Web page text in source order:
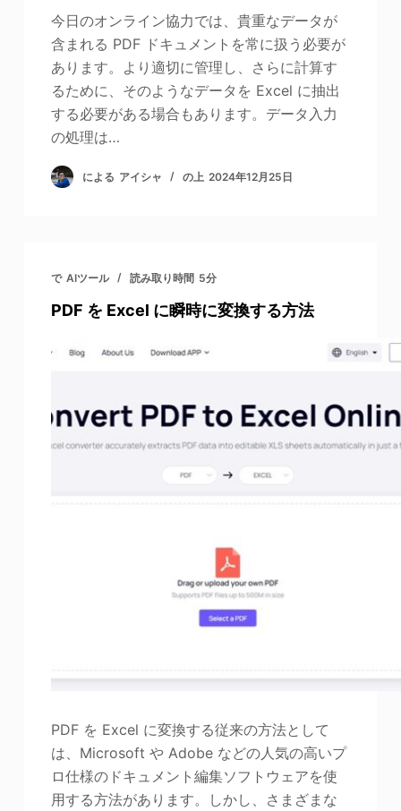
今日のオンライン協力では、貴重なデータが
含まれる PDF ドキュメントを常に扱う必要が
あります。より適切に管理し、さらに計算す
るために、そのようなデータを Excel に抽出
する必要がある場合もあります。データ入力
の処理は…
による アイシャ の上 2024年12月25日
で AIツール 読み取り時間 5分
PDF を Excel に瞬時に変換する方法
PDF を Excel に変換する従来の方法として
は、Microsoft や Adobe などの人気の高いプ
ロ仕様のドキュメント編集ソフトウェアを使
用する方法があります。しかし、さまざまな